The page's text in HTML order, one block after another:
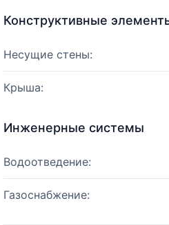
Конструктивные
Несущие стены:
Крыша:
Инженерные системы
Водоотведение:
Газоснабжение: